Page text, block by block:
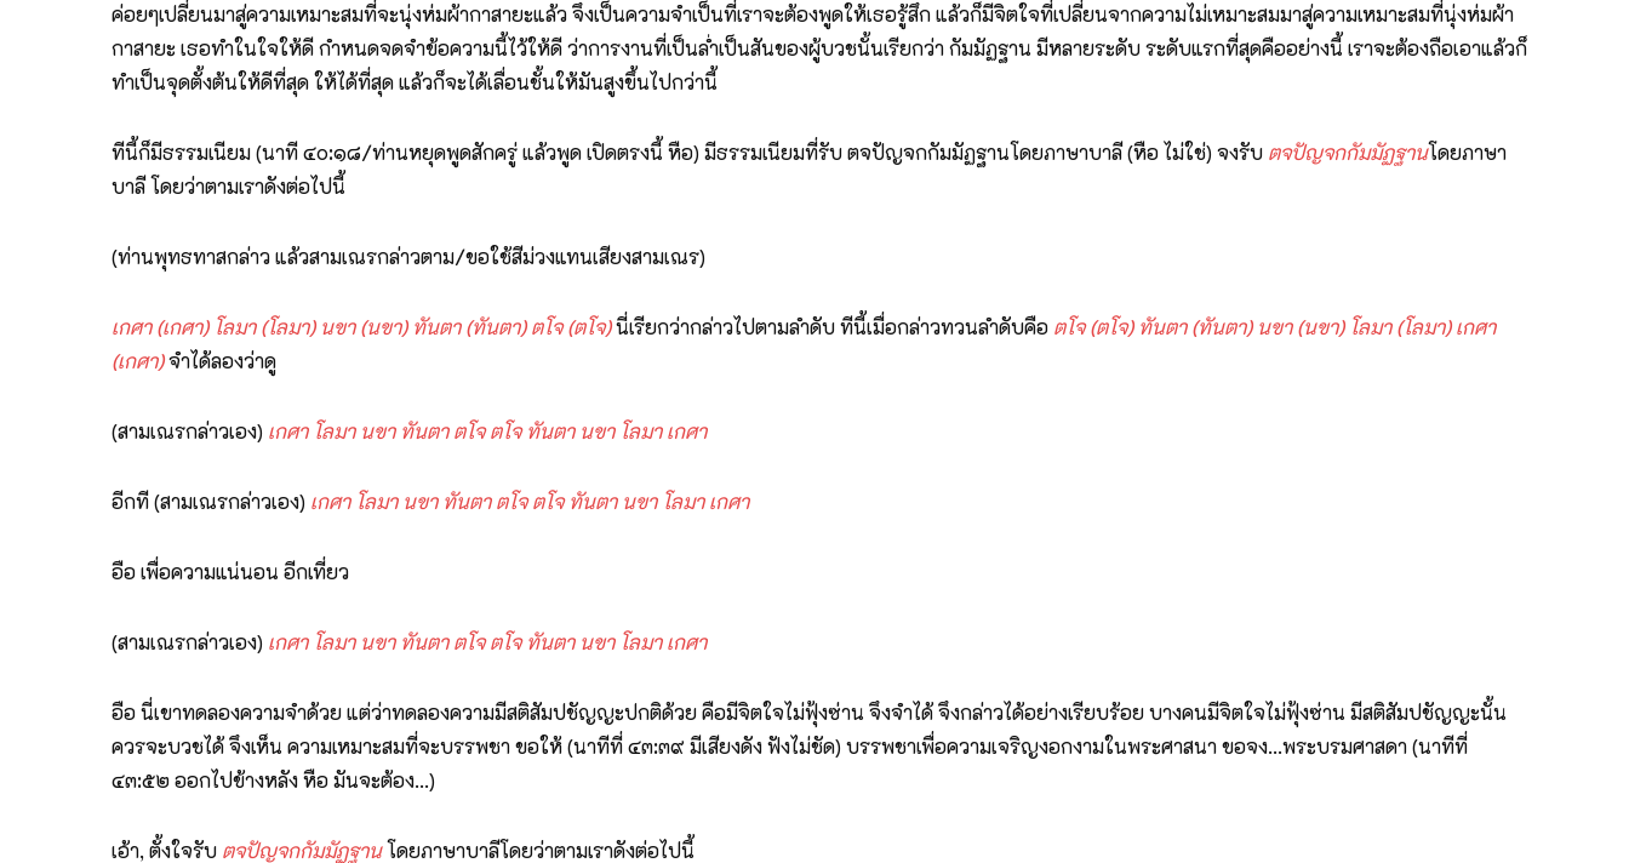
ค่อยๆเปลี่ยนมาสู่ความเหมาะสมที่จะนุ่งห่มผ้ากาสายะแล้ว จึงเป็นความจำเป็นที่เราจะต้องพูดให้เธอรู้สึก แล้วก็มีจิตใจที่เปลี่ยนจากความไม่เหมาะสมมาสู่ความเหมาะสมที่นุ่งห่มผ้า
กาสายะ เธอทำในใจให้ดี กำหนดจดจำข้อความนี้ไว้ให้ดี ว่าการงานที่เป็นล่ำเป็นสันของผู้บวชนั้นเรียกว่า กัมมัฏฐาน มีหลายระดับ ระดับแรกที่สุดคืออย่างนี้ เราจะต้องถือเอาแล้วก็
ทำเป็นจุดตั้งต้นให้ดีที่สุด ให้ได้ที่สุด แล้วก็จะได้เลื่อนชั้นให้มันสูงขึ้นไปกว่านี้
ทีนี้ก็มีธรรมเนียม (นาที ๔๐:๑๘/ท่านหยุดพูดสักครู่ แล้วพูด เปิดตรงนี้ หือ) มีธรรมเนียมที่รับ ตจปัญจกกัมมัฏฐานโดยภาษาบาลี (หือ ไม่ใช่) จงรับ ตจปัญจกกัมมัฏฐานโดยภาษา
บาลี โดยว่าตามเราดังต่อไปนี้
(ท่านพุทธทาสกล่าว แล้วสามเณรกล่าวตาม/ขอใช้สีม่วงแทนเสียงสามเณร)
เกศา (เกศา) โลมา (โลมา) นขา (นขา) ทันตา (ทันตา) ตโจ (ตโจ)นี่เรียกว่ากล่าวไปตามลำดับ ทีนี้เมื่อกล่าวทวนลำดับคือ ตโจ (ตโจ) ทันตา (ทันตา) นขา (นขา) โลมา (โลมา) เกศา
(เกศา)จำได้ลองว่าดู
(สามเณรกล่าวเอง) เกศา โลมา นขา ทันตา ตโจ ตโจ ทันตา นขา โลมา เกศา
อีกที (สามเณรกล่าวเอง) เกศา โลมา นขา ทันตา ตโจ ตโจ ทันตา นขา โลมา เกศา
อือ เพื่อความแน่นอน อีกเที่ยว
(สามเณรกล่าวเอง) เกศา โลมา นขา ทันตา ตโจ ตโจ ทันตา นขา โลมา เกศา
อือ นี่เขาทดลองความจำด้วย แต่ว่าทดลองความมีสติสัมปชัญญะปกติด้วย คือมีจิตใจไม่ฟุ้งซ่าน จึงจำได้ จึงกล่าวได้อย่างเรียบร้อย บางคนมีจิตใจไม่ฟุ้งซ่าน มีสติสัมปชัญญะนั้น
ควรจะบวชได้ จึงเห็น ความเหมาะสมที่จะบรรพชา ขอให้ (นาทีที่ ๔๓:๓๙ มีเสียงดัง ฟังไม่ชัด) บรรพชาเพื่อความเจริญงอกงามในพระศาสนา ขอจง...พระบรมศาสดา (นาทีที่
๔๓:๕๒ ออกไปข้างหลัง หือ มันจะต้อง…)
เอ้า, ตั้งใจรับ ตจปัญจกกัมมัฏฐานโดยภาษาบาลีโดยว่าตามเราดังต่อไปนี้